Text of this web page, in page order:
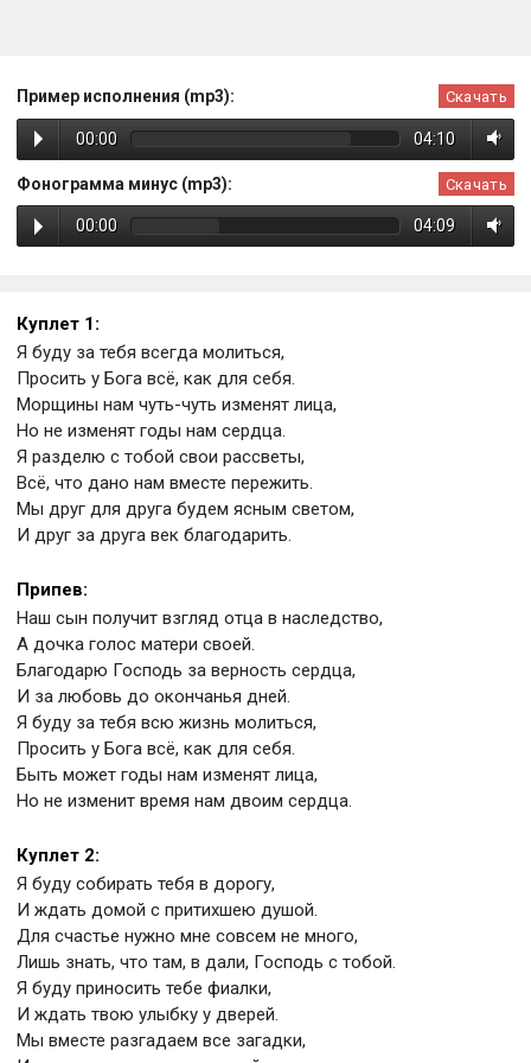
Пример исполнения (mp3): Скачать
00:00 04:10
Фонограмма минус (mp3): Скачать
00:00 04:09
Куплет 1:
Я буду за тебя всегда молиться,
Просить у Бога всё, как для себя.
Морщины нам чуть-чуть изменят лица,
Но не изменят годы нам сердца.
Я разделю с тобой свои рассветы,
Всё, что дано нам вместе пережить.
Мы друг для друга будем ясным светом,
И друг за друга век благодарить.
Припев:
Наш сын получит взгляд отца в наследство,
А дочка голос матери своей.
Благодарю Господь за верность сердца,
И за любовь до окончанья дней.
Я буду за тебя всю жизнь молиться,
Просить у Бога всё, как для себя.
Быть может годы нам изменят лица,
Но не изменит время нам двоим сердца.
Куплет 2:
Я буду собирать тебя в дорогу,
И ждать домой с притихшею душой.
Для счастье нужно мне совсем не много,
Лишь знать, что там, в дали, Господь с тобой.
Я буду приносить тебе фиалки,
И ждать твою улыбку у дверей.
Мы вместе разгадаем все загадки,